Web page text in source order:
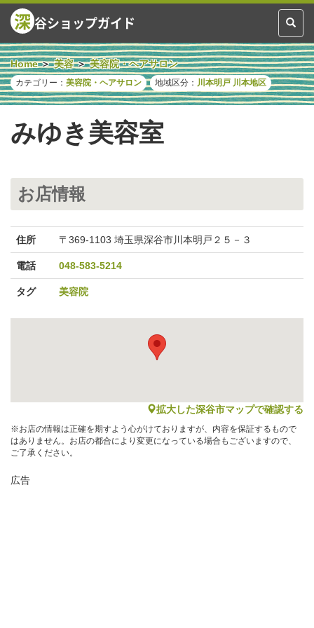
Toggle
深 谷ショップガイド
Home 美容 美容院・ヘアサロン
カテゴリー： 美容院・ヘアサロン 地域区分： 川本明戸 川本地区
みゆき美容室
お店情報
住所 〒369-1103 埼玉県深谷市川本明戸２５－３
電話 048-583-5214
タグ 美容院
map
拡大した深谷市マップで確認する
※お店の情報は正確を期すよう心がけておりますが、内容を保証するもので
はありません。お店の都合により変更になっている場合もございますので、
ご了承ください。
広告